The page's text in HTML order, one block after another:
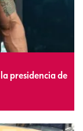
presidencia de